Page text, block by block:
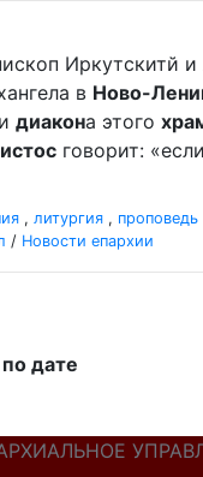
Иркутскитй
в Ново-
диакона этого
говорит:
, литургия , проповедь
/ Новости епархии
дате